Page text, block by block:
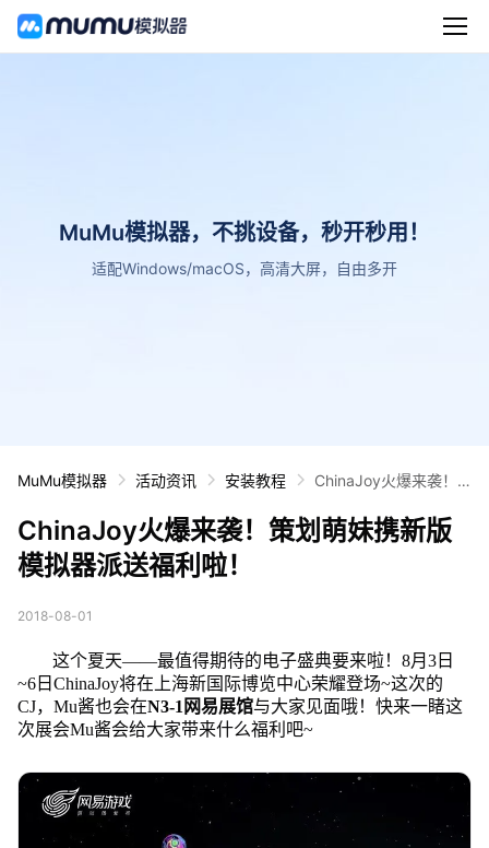
MuMu模拟器，不挑设备，秒开秒用！
适配Windows/macOS，高清大屏，自由多开
MuMu模拟器 活动资讯 安装教程
ChinaJoy火爆来袭！
派送福利啦！
ChinaJoy火爆来袭！策划萌妹携新版
模拟器派送福利啦！
2018-08-01
这个夏天——最值得期待的电子盛典要来啦！ 8月3日
~6日ChinaJoy将在上海新国际博览中心荣耀登场~这次的
CJ，Mu酱也会在N3-1网易展馆与大家见面哦！快来一睹这
次展会Mu酱会给大家带来什么福利吧~